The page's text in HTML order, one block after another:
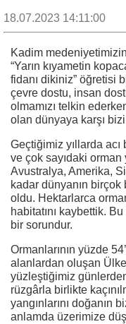
18.07.2023 14:11:00
Kadim
“Yarın kıyametin
fidanı dikiniz” öğretisi
çevre dostu, insan
olmamızı telkin
olan dünyaya karşı
Geçtiğimiz yıllarda
ve çok sayıdaki orman
Avustralya, Amerika,
kadar dünyanın birçok
oldu. Hektarlarca
habitatını kaybettik.
bir sorundur.
Ormanlarının yüzde
alanlardan oluşan
yüzleştiğimiz
rüzgârla birlikte
yangınlarını doğanın
anlamda üzerimize